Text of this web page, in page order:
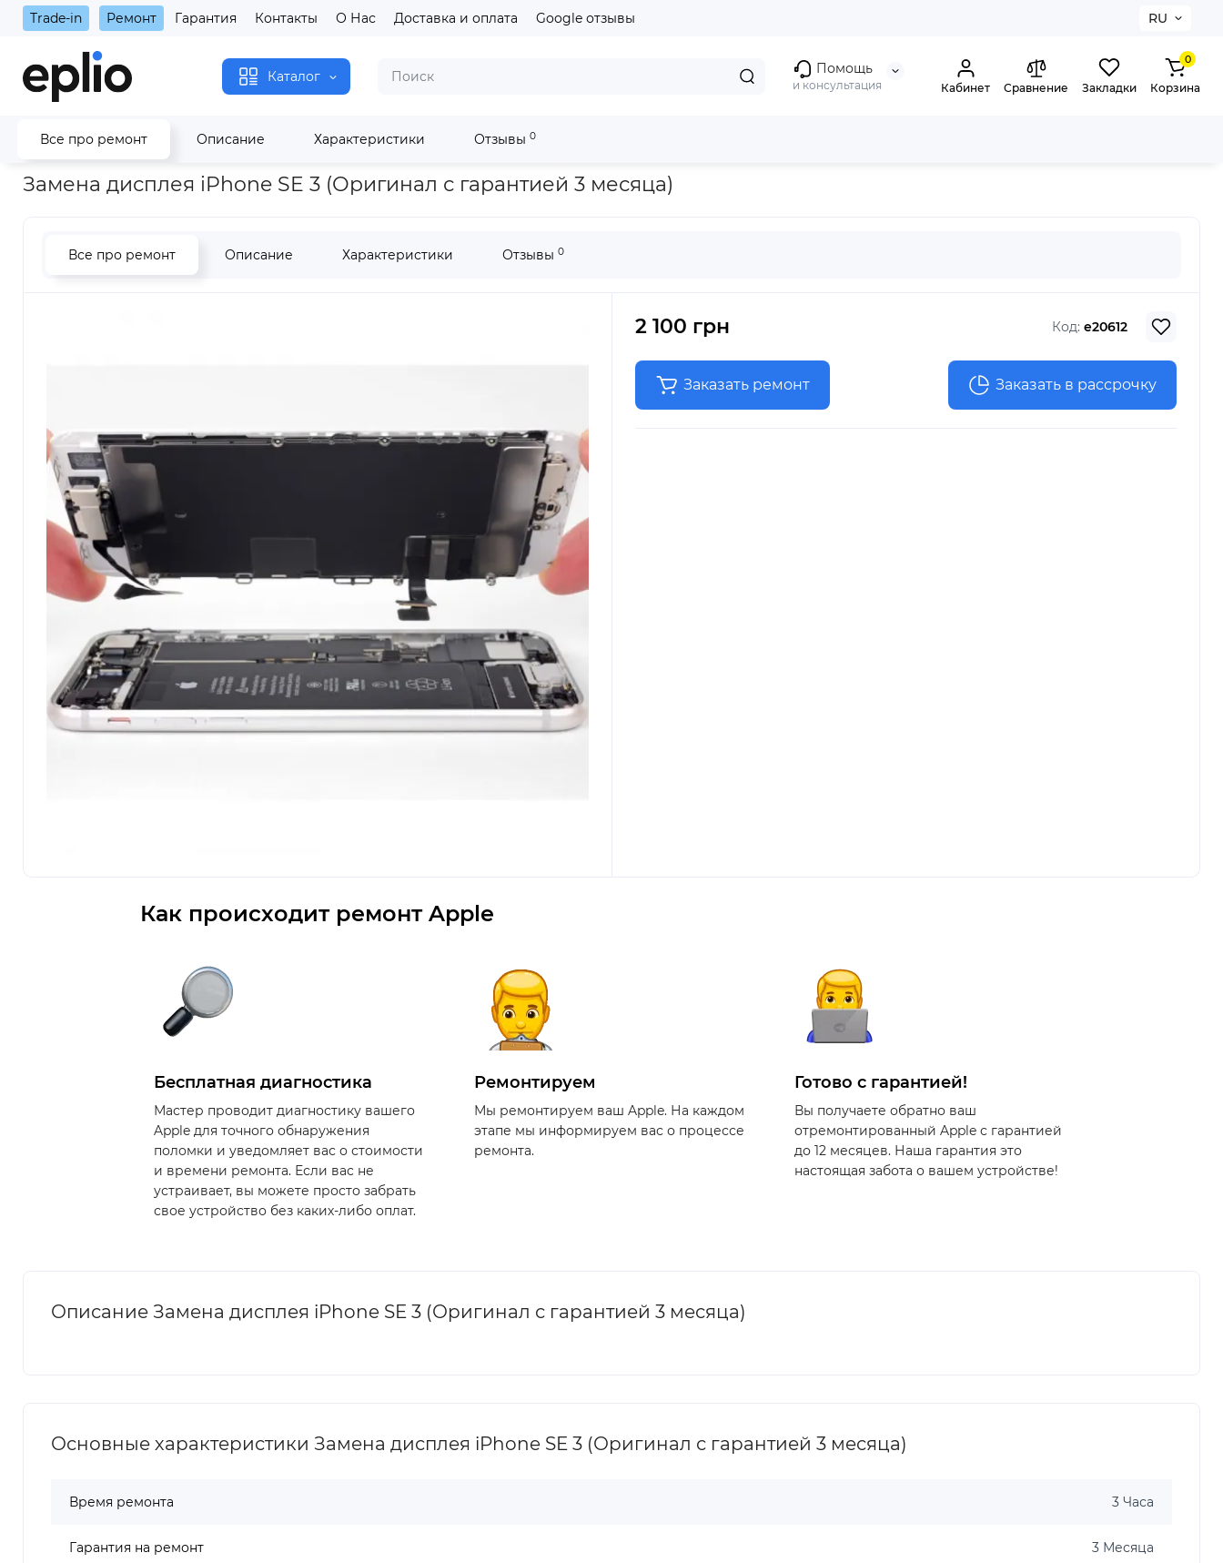
Trade-in Ремонт Гарантия Контакты О Нас Доставка и оплата Google отзывы RU
Каталог Помощь
и консультация Кабинет Сравнение Закладки
0
Корзина
Все про ремонт Описание Характеристики Отзывы 0
Главная Замена дисплея iPhone SE 3 (Оригинал с гарантией 3 месяца)
Замена дисплея iPhone SE 3 (Оригинал с гарантией 3 месяца)
Все про ремонт Описание Характеристики Отзывы 0
2 100 грн Код: e20612
Заказать ремонт Заказать в рассрочку
Как происходит ремонт Apple
Бесплатная диагностика
Мастер проводит диагностику вашего
Apple для точного обнаружения
поломки и уведомляет вас о стоимости
и времени ремонта. Если вас не
устраивает, вы можете просто забрать
свое устройство без каких-либо оплат.
Ремонтируем
Мы ремонтируем ваш Apple. На каждом
этапе мы информируем вас о процессе
ремонта.
Готово с гарантией!
Вы получаете обратно ваш
отремонтированный Apple с гарантией
до 12 месяцев. Наша гарантия это
настоящая забота о вашем устройстве!
Описание Замена дисплея iPhone SE 3 (Оригинал с гарантией 3 месяца)
Основные характеристики Замена дисплея iPhone SE 3 (Оригинал с гарантией 3 месяца)
Время ремонта 3 Часа
Гарантия на ремонт 3 Месяца